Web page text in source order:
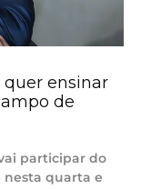
quer ensinar
de
participar do
nesta quarta e